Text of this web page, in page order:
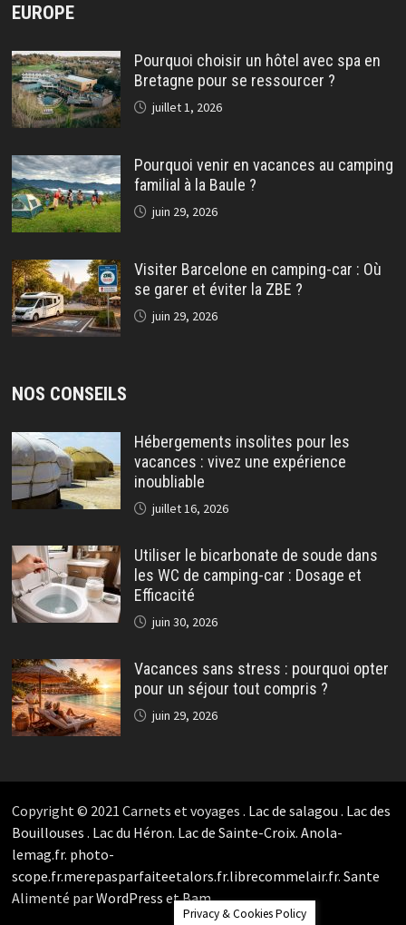
EUROPE
Pourquoi choisir un hôtel avec spa en
Bretagne pour se ressourcer ?
juillet 1, 2026
Pourquoi venir en vacances au camping
familial à la Baule ?
juin 29, 2026
Visiter Barcelone en camping-car : Où
se garer et éviter la ZBE ?
juin 29, 2026
NOS CONSEILS
Hébergements insolites pour les
vacances : vivez une expérience
inoubliable
juillet 16, 2026
Utiliser le bicarbonate de soude dans
les WC de camping-car : Dosage et
Efficacité
juin 30, 2026
Vacances sans stress : pourquoi opter
pour un séjour tout compris ?
juin 29, 2026
Copyright © 2021 Carnets et voyages . Lac de salagou . Lac des
Bouillouses . Lac du Héron. Lac de Sainte-Croix.Anola-
lemag.fr. photo-
scope.fr.merepasparfaiteetalors.fr.librecommelair.fr.Sante
Alimenté parWordPress etBam.
Privacy & Cookies Policy